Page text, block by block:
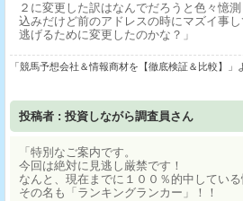
２に変更した訳はなんでだろうと色々憶
込みだけど前のアドレスの時にマズイ事
逃げるために変更したのかな？」
「競馬予想会社＆情報商材を【徹底検証＆比較】
投稿者 : 投資しながら調査員さん
「特別なご案内です。
今回は絶対に見逃し厳禁です！
なんと、現在までに１００％的中している
その名も「ランキングランカー」！！